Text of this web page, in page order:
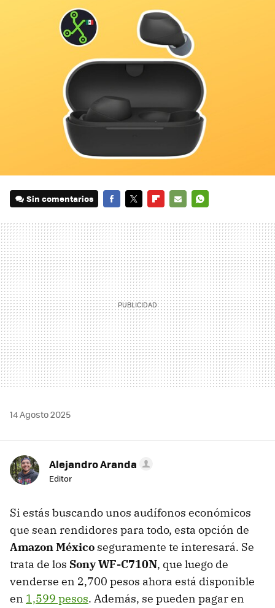
Sin comentarios
MAIL
14 Agosto 2025
Alejandro Aranda
Editor
Si estás buscando unos audífonos económicos
que sean rendidores para todo, esta opción de
Amazon México seguramente te interesará. Se
trata de los Sony WF-C710N, que luego de
venderse en 2,700 pesos ahora está disponible
en 1,599 pesos. Además, se pueden pagar en